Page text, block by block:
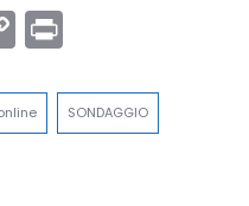
Copy
Link
SONDAGGIO